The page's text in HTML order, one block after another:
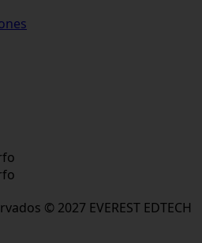
© 2027 EVEREST EDTECH